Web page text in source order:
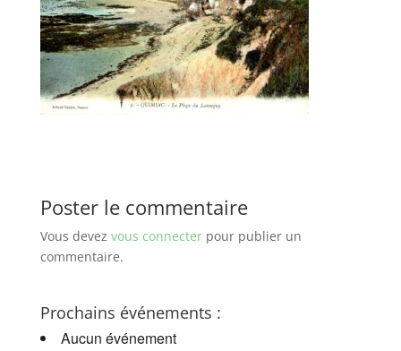
Poster le commentaire
Vous devez vous connecterpour publier un
commentaire.
Prochains événements :
Aucun événement